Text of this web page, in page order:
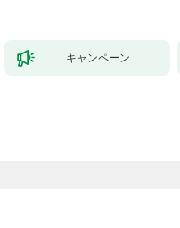
キャンペーン